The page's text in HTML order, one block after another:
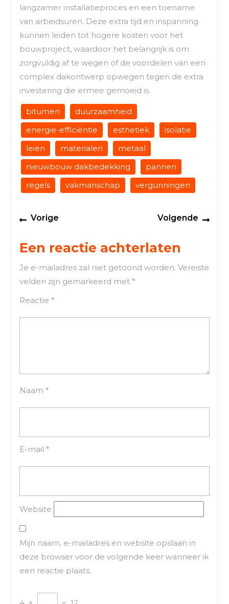
langzamer installatieproces en een toename
van arbeidsuren. Deze extra tijd en inspanning
kunnen leiden tot hogere kosten voor het
bouwproject, waardoor het belangrijk is om
zorgvuldig af te wegen of de voordelen van een
complex dakontwerp opwegen tegen de extra
investering die ermee gemoeid is.
bitumen
duurzaamheid
energie-efficiëntie
esthetiek
isolatie
leien
materialen
metaal
nieuwbouw dakbedekking
pannen
regels
vakmanschap vergunningen
Berichtnavigatie
Vorige Volgende
Een reactie achterlaten
Je e-mailadres zal niet getoond worden. Vereiste
velden zijn gemarkeerd met *
Reactie *
Naam *
E-mail *
Website
Mijn naam, e-mailadres en website opslaan in
deze browser voor de volgende keer wanneer ik
een reactie plaats.